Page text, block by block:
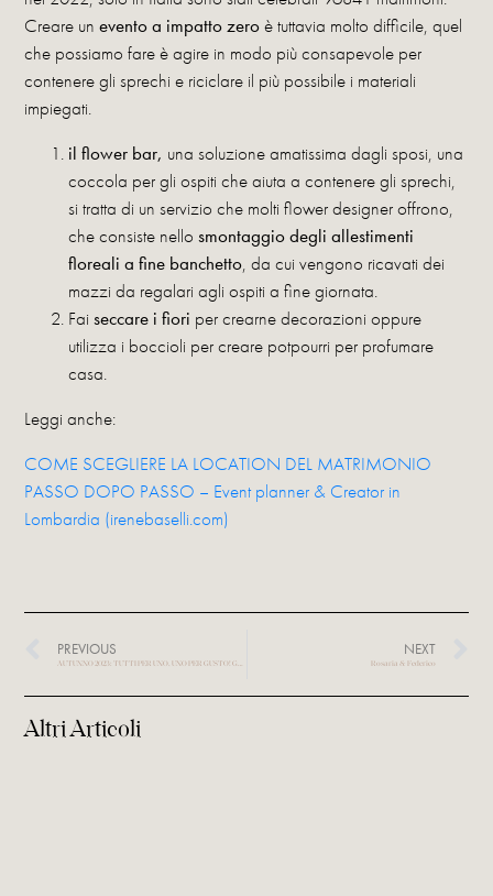
Creare unevento a impatto zeroè tuttavia molto difficile, quel
che possiamo fare è agire in modo più consapevole per
contenere gli sprechi e riciclare il più possibile i materiali
impiegati.
il flower bar, una soluzione amatissima dagli sposi, una
coccola per gli ospiti che aiuta a contenere gli sprechi,
si tratta di un servizio che molti flower designer offrono,
che consiste nellosmontaggio degli allestimenti
floreali a fine banchetto, da cui vengono ricavati dei
mazzi da regalari agli ospiti a fine giornata.
Fai seccare i fiori per crearne decorazioni oppure
utilizza i boccioli per creare potpourri per profumare
casa.
Leggi anche:
COME SCEGLIERE LA LOCATION DEL MATRIMONIO
PASSO DOPO PASSO – Event planner & Creator in
Lombardia (irenebaselli.com)
PREVIOUS
AUTUNNO 2023: TUTTI PER UNO, UNO PER GUSTO! GLI EVENTI DA NON PERDERE A MILANO DIVISI PER CATEGORIE
NEXT
Rosaria & Federico
Altri Articoli